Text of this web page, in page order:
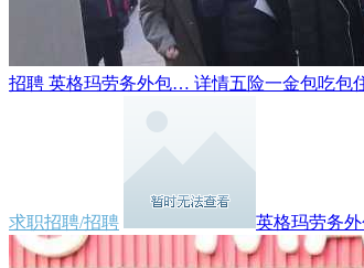
招聘 英格玛劳务外包… 详情五险一金包吃包
求职招聘/招聘 英格玛劳务